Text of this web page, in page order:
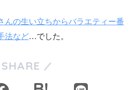
んの生い立ちからバラエティー番
法など…でした。
SHARE